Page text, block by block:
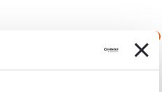
min.
maks.